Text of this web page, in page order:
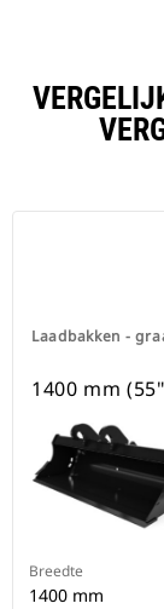
Laadbakken -
1400 mm
Breedte
1400 mm